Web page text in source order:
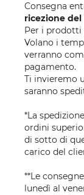
Consegna
ricezione
Per i prodotti
Volano i
verranno
pagamento.
Ti invieremo
saranno
*La
ordini
di sotto di
carico del
**Le
lunedì al